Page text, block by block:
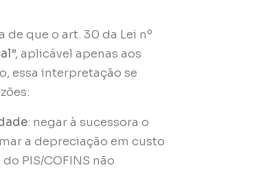
que o art. 30 da Lei nº
”, aplicável apenas aos
essa interpretação se
: negar à sucessora o
a depreciação em custo
PIS/COFINS não